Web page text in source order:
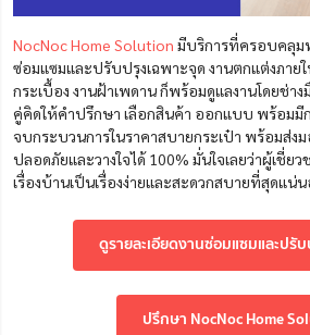
NocNoc Home Solution มีบริการที่ครอบคลุม
ซ่อมแซมและปรับปรุงเฉพาะจุด งานตกแต่งภาย
กระเบื้อง งานฝ้าเพดาน ก็พร้อมดูแลงานโดยช่
คู่คิดให้คำปรึกษา เลือกสินค้า ออกแบบ พร้อมมี
จบกระบวนการในราคาสบายกระเป๋า พร้อมส่
ปลอดภัยและวางใจได้ 100% มั่นใจเลยว่าผู้เชี่ย
เรื่องบ้านเป็นเรื่องง่ายและสะดวกสบายที่สุดแน่
ดูรายละเอียดงานซ่อมแซมและปรั
ปรึกษา NocNoc Home